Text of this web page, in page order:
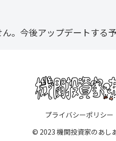
。今後アップデートする
プライバシーポリシー
© 2023 機関投資家のあし